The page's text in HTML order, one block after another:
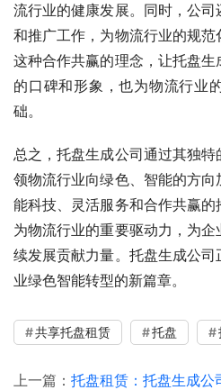
流行业的健康发展。同时，公
和推广工作，为物流行业的规范
这种合作共赢的理念，让托盘
的口碑和形象，也为物流行业
础。
总之，托盘生成公司通过其独
领物流行业向绿色、智能的方
能科技、灵活服务和合作共赢
为物流行业的重要驱动力，为
续发展贡献力量。托盘生成公
业绿色智能转型的新篇章。
共享托盘租赁 托盘
上一篇： 托盘租赁：托盘生成公司